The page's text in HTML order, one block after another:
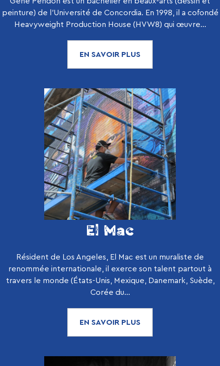
peinture) de l'Université de Concordia. En 1998, il a cofondé
Heavyweight Production House (HVW8) qui œuvre...
EN SAVOIR PLUS
El Mac
Résident de Los Angeles, El Mac est un muraliste de
renommée internationale, il exerce son talent partout à
travers le monde (États-Unis, Mexique, Danemark, Suède,
Corée du...
EN SAVOIR PLUS